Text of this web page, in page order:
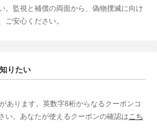
。監視と補償の両面から、偽物撲滅に向け
ご安心ください。
りたい
あります。英数字8桁からなるクーポンコ
い。あなたが使えるクーポンの確認は こち